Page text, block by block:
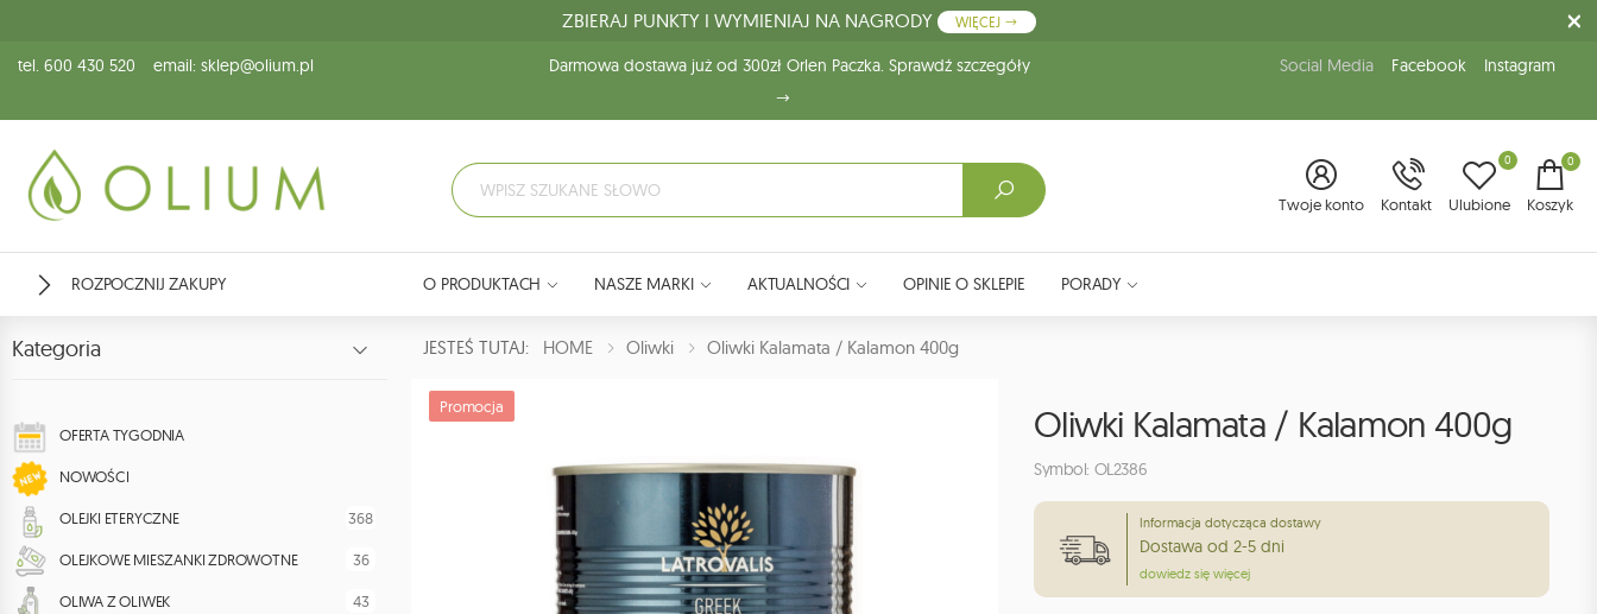
ZBIERAJ PUNKTY I WYMIENIAJ NA NAGRODY WIĘCEJ
tel. 600 430 520 email: sklep@olium.pl Darmowa dostawa już od 300zł Orlen Paczka. Sprawdź szczegóły Social Media Facebook Instagram
Twoje konto Kontakt Ulubione
0 0
Koszyk
ROZPOCZNIJ ZAKUPY O PRODUKTACH NASZE MARKI AKTUALNOŚCI OPINIE O SKLEPIE PORADY
Kategoria
OFERTA TYGODNIA
NOWOŚCI
OLEJKI ETERYCZNE 368
OLEJKOWE MIESZANKI ZDROWOTNE 36
OLIWA Z OLIWEK 43
JESTEŚ TUTAJ: HOME Oliwki Oliwki Kalamata / Kalamon 400g
Promocja Oliwki Kalamata / Kalamon 400g
Symbol: OL2386
Informacja dotycząca dostawy
Dostawa od 2-5 dni
dowiedz się więcej